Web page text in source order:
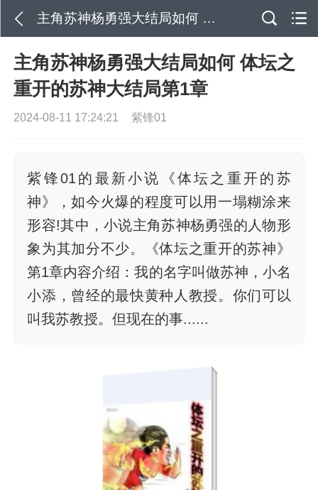
主角苏神杨勇强大结局如何 体坛之重开的苏神大结局第1章
主角苏神杨勇强大结局如何 体坛之
重开的苏神大结局第1章
2024-08-11 17:24:21 紫锋01
紫锋01的最新小说《体坛之重开的苏
神》，如今火爆的程度可以用一塌糊涂来
形容!其中，小说主角苏神杨勇强的人物形
象为其加分不少。《体坛之重开的苏神》
第1章内容介绍：我的名字叫做苏神，小名
小添，曾经的最快黄种人教授。你们可以
叫我苏教授。但现在的事......